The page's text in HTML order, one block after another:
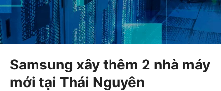
Samsung xây thêm 2 nhà máy
mới tại Thái Nguyên